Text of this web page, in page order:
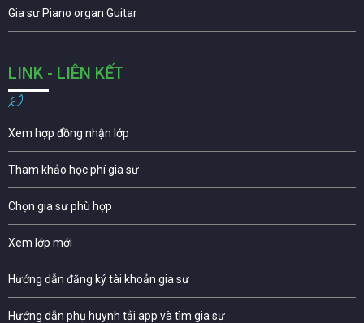
Gia sư Piano organ Guitar
LINK - LIÊN KẾT
Xem hợp đồng nhận lớp
Tham khảo học phí gia sư
Chọn gia sư phù hợp
Xem lớp mới
Hướng dẫn đăng ký tài khoản gia sư
Hướng dẫn phụ huynh tải app và tìm gia sư